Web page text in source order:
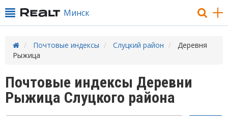
Минск
Почтовые индексы Слуцкий район
Деревня
Рыжица
Почтовые индексы Деревни
Рыжица Слуцкого района